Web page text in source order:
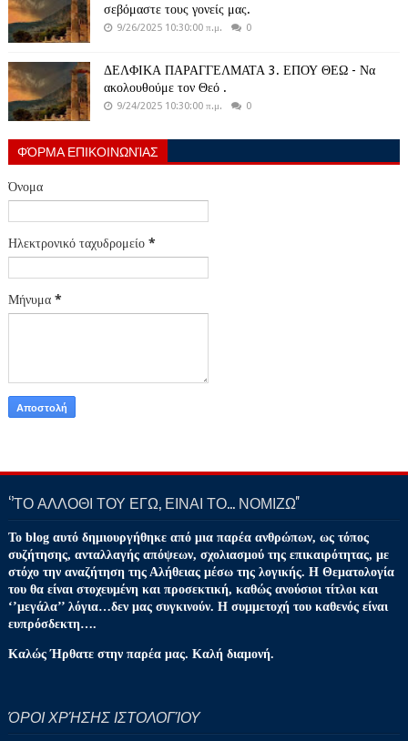
σεβόμαστε τους γονείς μας.
9/26/2025 10:30:00 π.μ. 0
ΔΕΛΦΙΚΑ ΠΑΡΑΓΓΕΛΜΑΤΑ 3. ΕΠΟΥ ΘΕΩ - Να
ακολουθούμε τον Θεό .
9/24/2025 10:30:00 π.μ. 0
ΦΌΡΜΑ ΕΠΙΚΟΙΝΩΝΊΑΣ
Όνομα
Ηλεκτρονικό ταχυδρομείο *
Μήνυμα *
‘’ΤΟ ΑΛΛΟΘΙ ΤΟΥ ΕΓΩ, ΕΙΝΑΙ ΤΟ… ΝΟΜΙΖΩ''
Το blog αυτό δημιουργήθηκε από μια παρέα ανθρώπων, ως τόπος
συζήτησης, ανταλλαγής απόψεων, σχολιασμού της επικαιρότητας, με
στόχο την αναζήτηση της Αλήθειας μέσω της λογικής. Η Θεματολογία
του θα είναι στοχευμένη και προσεκτική, καθώς ανούσιοι τίτλοι και
‘’μεγάλα’’ λόγια…δεν μας συγκινούν. Η συμμετοχή του καθενός είναι
ευπρόσδεκτη….
Καλώς Ήρθατε στην παρέα μας. Καλή διαμονή.
ΌΡΟΙ ΧΡΉΣΗΣ ΙΣΤΟΛΟΓΊΟΥ